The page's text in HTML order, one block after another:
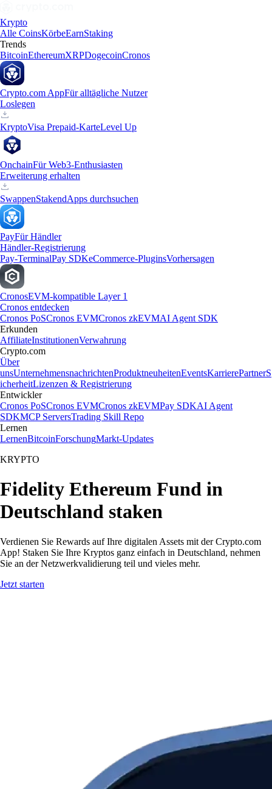
Krypto
Alle CoinsKörbeEarnStaking
Trends
BitcoinEthereumXRPDogecoinCronos
Crypto.com AppFür alltägliche Nutzer
Loslegen
KryptoVisa Prepaid-KarteLevel Up
OnchainFür Web3-Enthusiasten
Erweiterung erhalten
SwappenStakendApps durchsuchen
PayFür Händler
Händler-Registrierung
Pay-TerminalPay SDKeCommerce-PluginsVorhersagen
CronosEVM-kompatible Layer 1
Cronos entdecken
Cronos PoSCronos EVMCronos zkEVMAI Agent SDK
Erkunden
AffiliateInstitutionenVerwahrung
Crypto.com
Über
unsUnternehmensnachrichtenProduktneuheitenEventsKarrierePartnerS
icherheitLizenzen & Registrierung
Entwickler
Cronos PoSCronos EVMCronos zkEVMPay SDKAI Agent
SDKMCP ServersTrading Skill Repo
Lernen
LernenBitcoinForschungMarkt-Updates
KRYPTO
Fidelity Ethereum Fund in
Deutschland staken
Verdienen Sie Rewards auf Ihre digitalen Assets mit der Crypto.com
App! Staken Sie Ihre Kryptos ganz einfach in Deutschland, nehmen
Sie an der Netzwerkvalidierung teil und vieles mehr.
Jetzt starten